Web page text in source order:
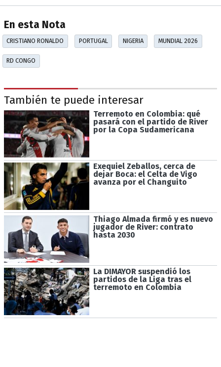
En esta Nota
CRISTIANO RONALDO PORTUGAL NIGERIA MUNDIAL 2026
RD CONGO
También te puede interesar
Terremoto en Colombia: qué
pasará con el partido de River
por la Copa Sudamericana
Exequiel Zeballos, cerca de
dejar Boca: el Celta de Vigo
avanza por el Changuito
Thiago Almada firmó y es nuevo
jugador de River: contrato
hasta 2030
La DIMAYOR suspendió los
partidos de la Liga tras el
terremoto en Colombia